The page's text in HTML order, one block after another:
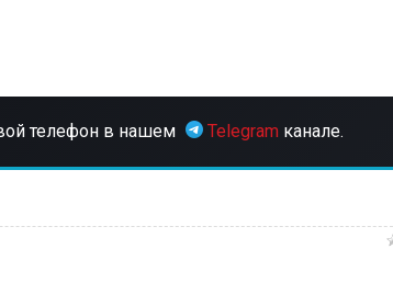
телефон в нашем Telegramканале.